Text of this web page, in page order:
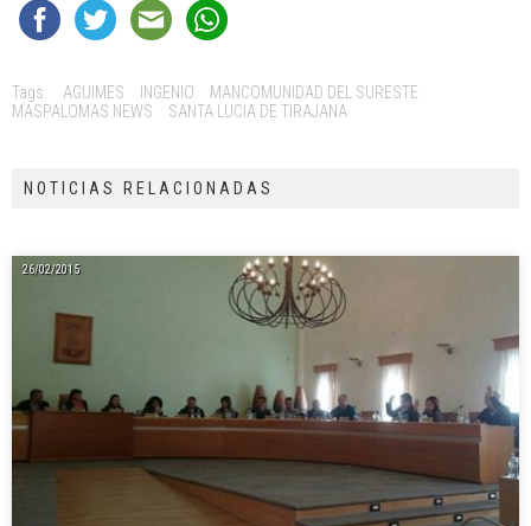
Tags: AGUIMES INGENIO
MANCOMUNIDAD DEL SURESTE
MASPALOMAS NEWS
SANTA LUCIA DE TIRAJANA
NOTICIAS RELACIONADAS
26/02/2015